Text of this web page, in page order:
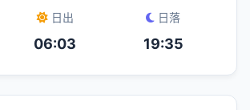
日出
06:03
日落
19:35